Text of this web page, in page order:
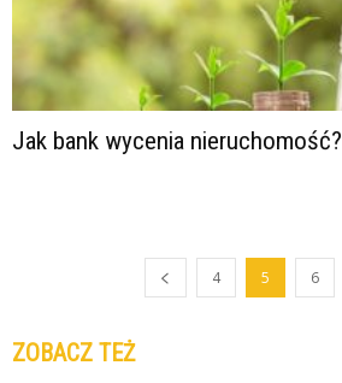
Jak bank wycenia nieruchomość?
4 5 6
ZOBACZ TEŻ